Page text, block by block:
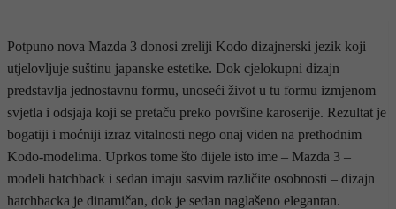
Potpuno nova Mazda 3 donosi zreliji Kodo dizajnerski jezik koji
utjelovljuje suštinu japanske estetike. Dok cjelokupni dizajn
predstavlja jednostavnu formu, unoseći život u tu formu izmjenom
svjetla i odsjaja koji se pretaču preko površine karoserije. Rezultat je
bogatiji i moćniji izraz vitalnosti nego onaj viđen na prethodnim
Kodo-modelima. Uprkos tome što dijele isto ime – Mazda 3 –
modeli hatchback i sedan imaju sasvim različite osobnosti – dizajn
hatchbacka je dinamičan, dok je sedan naglašeno elegantan.